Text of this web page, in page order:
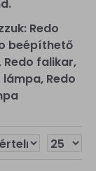
Redo
beépíthető
Redo falikar,
Redo